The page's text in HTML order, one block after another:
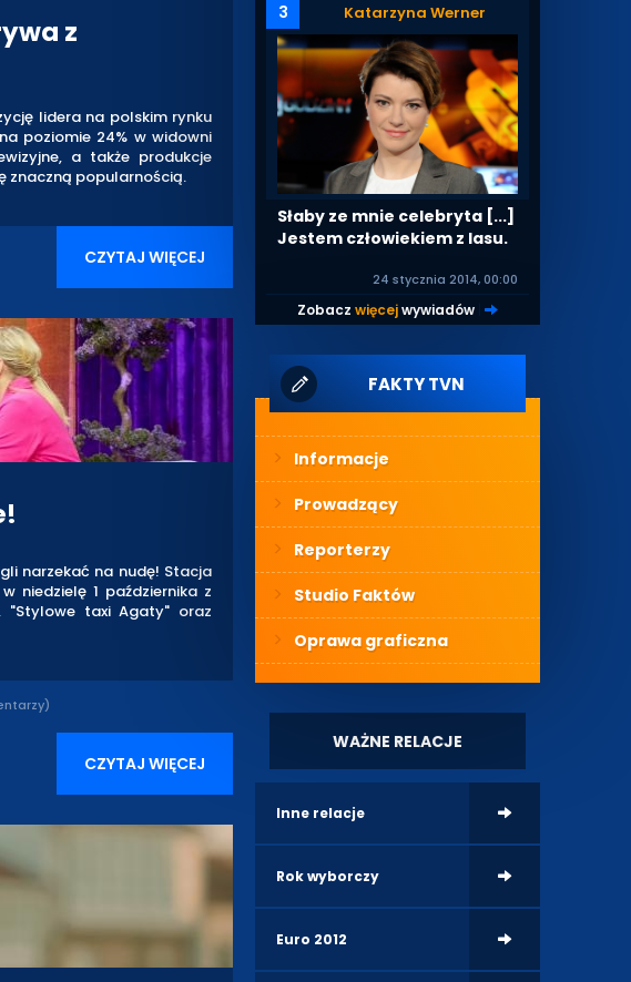
z
lidera na polskim rynku
poziomie 24% w widowni
a także produkcje
znaczną popularnością.
CZYTAJ WIĘCEJ
narzekać na nudę! Stacja
niedzielę 1 października z
"Stylowe taxi Agaty" oraz
CZYTAJ WIĘCEJ
3 Katarzyna Werner
Słaby ze mnie celebryta [...]
Jestem człowiekiem z lasu.
24 stycznia 2014, 00:00
Zobaczwięcejwywiadów |
FAKTY TVN
Informacje
Prowadzący
Reporterzy
Studio Faktów
Oprawa graficzna
WAŻNE RELACJE
Inne relacje
Rok wyborczy
Euro 2012